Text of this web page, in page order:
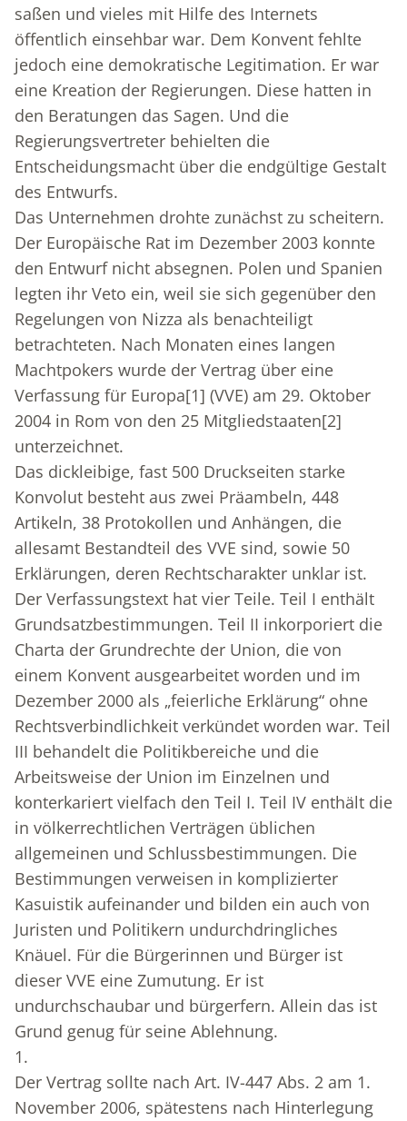
saßen und vieles mit Hilfe des Internets
öffentlich einsehbar war. Dem Konvent fehlte
jedoch eine demokratische Legitimation. Er war
eine Kreation der Regierungen. Diese hatten in
den Beratungen das Sagen. Und die
Regierungsvertreter behielten die
Entscheidungsmacht über die endgültige Gestalt
des Entwurfs.
Das Unternehmen drohte zunächst zu scheitern.
Der Europäische Rat im Dezember 2003 konnte
den Entwurf nicht absegnen. Polen und Spanien
legten ihr Veto ein, weil sie sich gegenüber den
Regelungen von Nizza als benachteiligt
betrachteten. Nach Monaten eines langen
Machtpokers wurde der Vertrag über eine
Verfassung für Europa[1] (VVE) am 29. Oktober
2004 in Rom von den 25 Mitgliedstaaten[2]
unterzeichnet.
Das dickleibige, fast 500 Druckseiten starke
Konvolut besteht aus zwei Präambeln, 448
Artikeln, 38 Protokollen und Anhängen, die
allesamt Bestandteil des VVE sind, sowie 50
Erklärungen, deren Rechtscharakter unklar ist.
Der Verfassungstext hat vier Teile. Teil I enthält
Grundsatzbestimmungen. Teil II inkorporiert die
Charta der Grundrechte der Union, die von
einem Konvent ausgearbeitet worden und im
Dezember 2000 als „feierliche Erklärung“ ohne
Rechtsverbindlichkeit verkündet worden war. Teil
III behandelt die Politikbereiche und die
Arbeitsweise der Union im Einzelnen und
konterkariert vielfach den Teil I. Teil IV enthält die
in völkerrechtlichen Verträgen üblichen
allgemeinen und Schlussbestimmungen. Die
Bestimmungen verweisen in komplizierter
Kasuistik aufeinander und bilden ein auch von
Juristen und Politikern undurchdringliches
Knäuel. Für die Bürgerinnen und Bürger ist
dieser VVE eine Zumutung. Er ist
undurchschaubar und bürgerfern. Allein das ist
Grund genug für seine Ablehnung.
1.
Der Vertrag sollte nach Art. IV-447 Abs. 2 am 1.
November 2006, spätestens nach Hinterlegung